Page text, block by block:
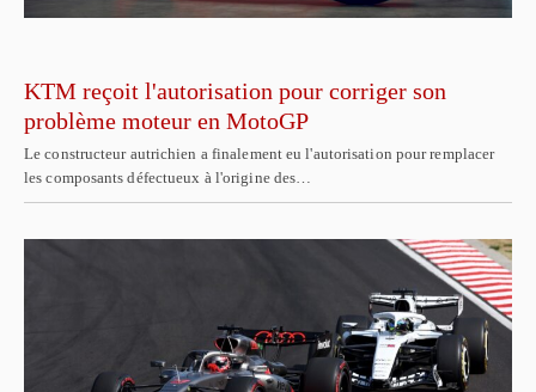
KTM reçoit l'autorisation pour corriger son
problème moteur en MotoGP
Le constructeur autrichien a finalement eu l'autorisation pour remplacer
les composants défectueux à l'origine des…